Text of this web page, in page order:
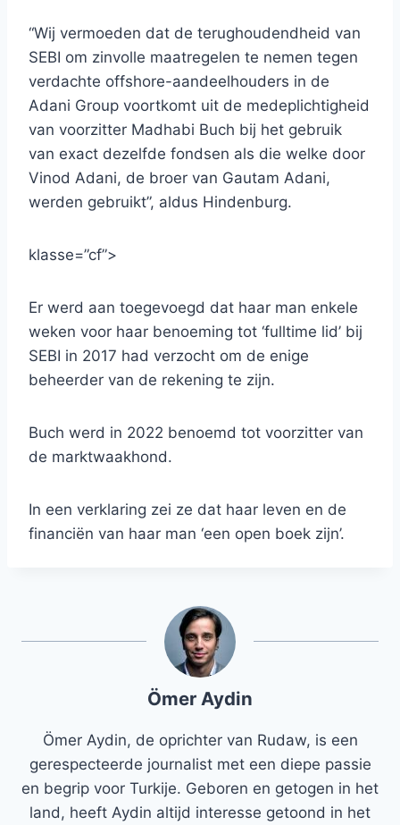
“Wij vermoeden dat de terughoudendheid van
SEBI om zinvolle maatregelen te nemen tegen
verdachte offshore-aandeelhouders in de
Adani Group voortkomt uit de medeplichtigheid
van voorzitter Madhabi Buch bij het gebruik
van exact dezelfde fondsen als die welke door
Vinod Adani, de broer van Gautam Adani,
werden gebruikt”, aldus Hindenburg.
klasse=”cf”>
Er werd aan toegevoegd dat haar man enkele
weken voor haar benoeming tot ‘fulltime lid’ bij
SEBI in 2017 had verzocht om de enige
beheerder van de rekening te zijn.
Buch werd in 2022 benoemd tot voorzitter van
de marktwaakhond.
In een verklaring zei ze dat haar leven en de
financiën van haar man ‘een open boek zijn’.
Ömer Aydin
Ömer Aydin, de oprichter van Rudaw, is een
gerespecteerde journalist met een diepe passie
en begrip voor Turkije. Geboren en getogen in het
land, heeft Aydin altijd interesse getoond in het